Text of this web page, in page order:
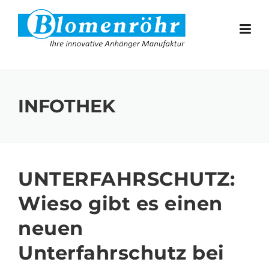
Skip to content
INFOTHEK
UNTERFAHRSCHUTZ:
Wieso gibt es einen
neuen
Unterfahrschutz bei